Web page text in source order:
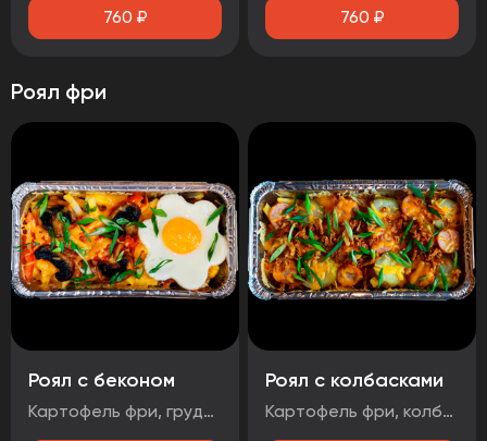
760 ₽ 760 ₽
Роял фри
Роял с беконом
Картофель фри, грудинка свиная, яйцо, маринованный лук, помидор, шампиньоны, зеленый лук, сыр Гауда, соус чесночный
Роял с колбасками
Картофель фри, колбаски баварские, соус BBQ, огурцы маринованные, зеленый лук, лук фритюрный, сыр